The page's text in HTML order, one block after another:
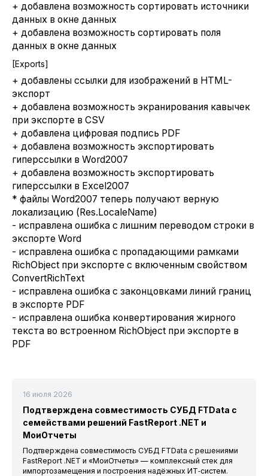
+ добавлена возможность сортировать источники
данных в окне данных
+ добавлена возможность сортировать поля
данных в окне данных
[Exports]
+ добавлены ссылки для изображений в HTML-
экспорт
+ добавлена возможность экранирования кавычек
при экспорте в CSV
+ добавлена цифровая подпись PDF
+ добавлена возможность экспортировать
гиперссылки в Word2007
+ добавлена возможность экспортировать
гиперссылки в Excel2007
* файлы Word2007 теперь получают верную
локализацию (Res.LocaleName)
- исправлена ошибка с лишним переводом строки в
экспорте Word
- исправлена ошибка с пропадающими рамками
RichObject при экспорте с включенным свойством
ConvertRichText
- исправлена ошибка с законцовками линий границ
в экспорте PDF
- исправлена ошибка конвертирования жирного
текста во встроенном RichObject при экспорте в
PDF
16 июля 2026
Подтверждена совместимость СУБД FTData с
семействами решений FastReport .NET и
МоиОтчеты
Подтверждена совместимость СУБД FTData с решениями
FastReport .NET и «МоиОтчеты» — комплексный стек для
импортозамещения и построения надёжных ИТ‑систем.